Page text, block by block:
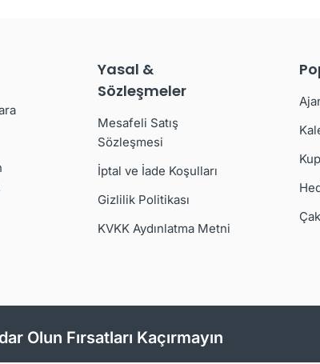
Yasal &
Sözleşmeler
Mesafeli Satış
Sözleşmesi
İptal ve İade Koşulları
Gizlilik Politikası
KVKK Aydınlatma Metni
Olun Fırsatları Kaçırmayın